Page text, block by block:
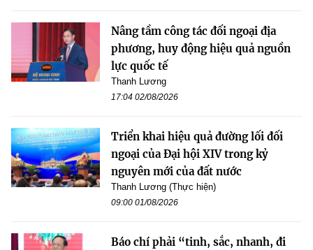
Nâng tầm công tác đối ngoại địa
phương, huy động hiệu quả nguồn
lực quốc tế
Thanh Lương
17:04 02/08/2026
Triển khai hiệu quả đường lối đối
ngoại của Đại hội XIV trong kỷ
nguyên mới của đất nước
Thanh Lương (Thực hiện)
09:00 01/08/2026
Báo chí phải “tinh, sắc, nhanh, đi